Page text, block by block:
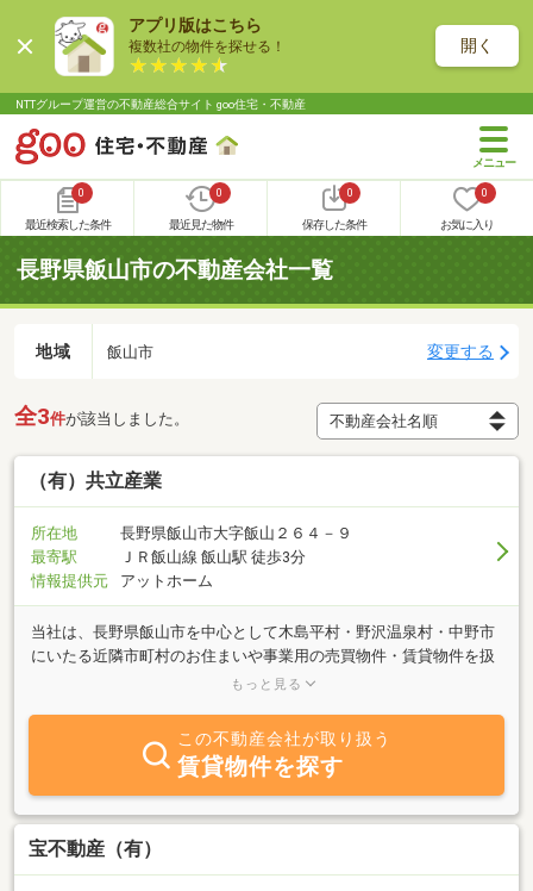
アプリ版はこちら
複数社の物件を探せる！ 開く
NTTグループ運営の不動産総合サイト goo住宅・不動産
0
最近検索した条件
0
最近見た物件
0
保存した条件
0
お気に入り
長野県飯山市の不動産会社一覧
地域 飯山市 変更する
全3件が該当しました。
（有）共立産業
所在地
長野県飯山市大字飯山２６４－９
最寄駅
ＪＲ飯山線 飯山駅 徒歩3分
情報提供元
アットホーム
当社は、長野県飯山市を中心として木島平村・野沢温泉村・中野市
にいたる近隣市町村のお住まいや事業用の売買物件・賃貸物件を扱
っています。特に飯山市内では、アパート・貸家の管理物件も多
ります。又、当社は不動産管理、不動産有効活用の提案などを通
じ、地域の活性化にも寄与したいと考えておりますので、不動産全
般のいろいろなご相談にも応じております。ご来店をお待ちしてお
ります。
もっと見る
この不動産会社が取り扱う
賃貸物件を探す
宝不動産（有）